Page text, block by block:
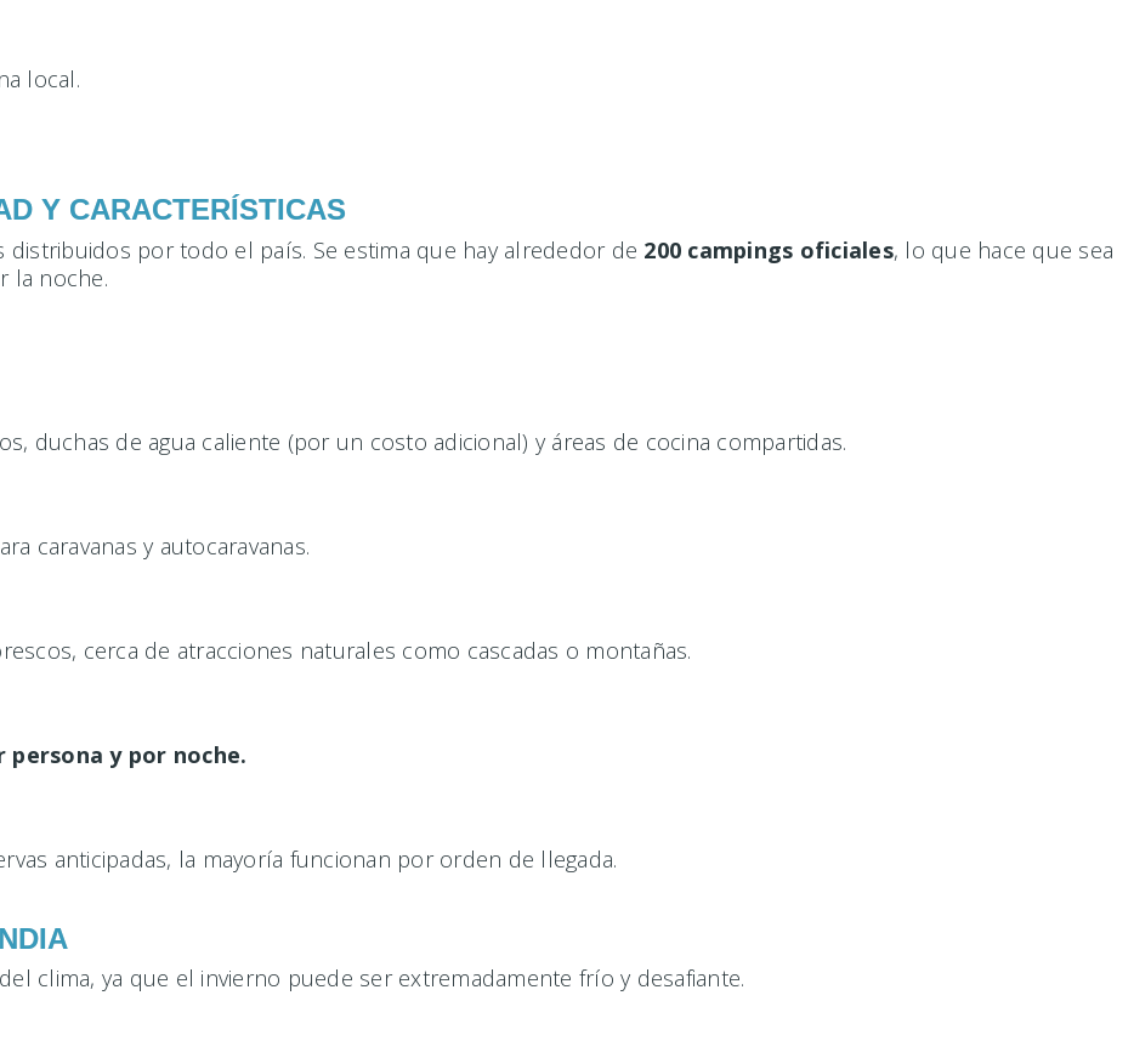
local.
Y CARACTERÍSTICAS
por todo el país. Se estima que hay alrededor de 200 campings oficiales, lo que hace que sea
la noche.
duchas de agua caliente (por un costo adicional) y áreas de cocina compartidas.
caravanas y autocaravanas.
cerca de atracciones naturales como cascadas o montañas.
persona y por noche.
anticipadas, la mayoría funcionan por orden de llegada.
clima, ya que el invierno puede ser extremadamente frío y desafiante.